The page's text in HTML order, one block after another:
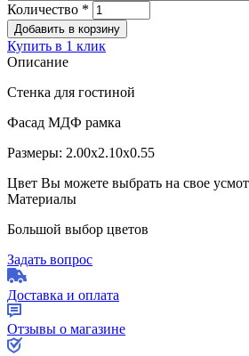
Количество *
Купить в 1 клик
Описание
Стенка для гостиной
Фасад МДФ рамка
Размеры: 2.00х2.10х0.55
Цвет Вы можете выбрать на свое
Материалы
Большой выбор цветов
Задать вопрос
Доставка и оплата
Отзывы о магазине